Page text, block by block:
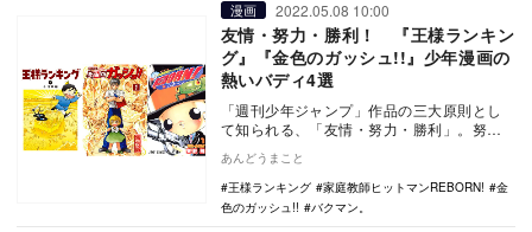
漫画 2022.05.08 10:00
友情・努力・勝利！ 『王様ランキン
グ』『金色のガッシュ!!』少年漫画の
熱いバディ4選
「週刊少年ジャンプ」作品の三大原則とし
て知られる、「友情・努力・勝利」。努力
のなかで「友情…
あんどうまこと
王様ランキング
家庭教師ヒットマンREBORN!
金
色のガッシュ!!
バクマン。